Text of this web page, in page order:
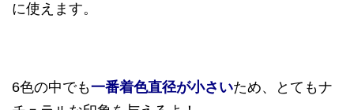
に使えます。
6色の中でも一番着色直径が小さいため、とてもナ